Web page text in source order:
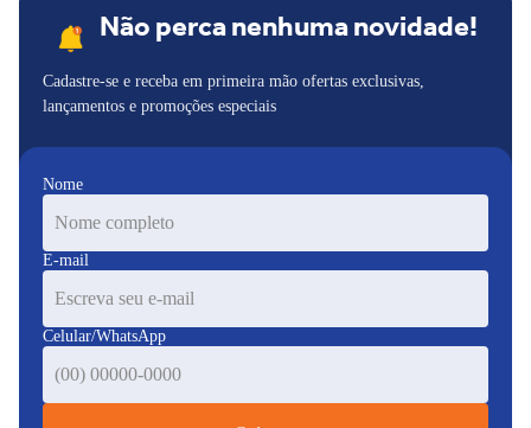
Não perca nenhuma novidade!
Cadastre-se e receba em primeira mão ofertas exclusivas,
lançamentos e promoções especiais
Nome
E-mail
Celular/WhatsApp